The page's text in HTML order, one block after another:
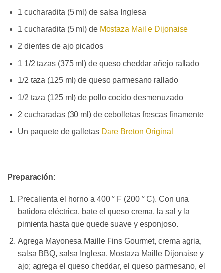
1 cucharadita (5 ml) de salsa Inglesa
1 cucharadita (5 ml) de Mostaza Maille Dijonaise
2 dientes de ajo picados
1 1/2 tazas (375 ml) de queso cheddar añejo rallado
1/2 taza (125 ml) de queso parmesano rallado
1/2 taza (125 ml) de pollo cocido desmenuzado
2 cucharadas (30 ml) de cebolletas frescas finamente
Un paquete de galletas Dare Breton Original
Preparación:
Precalienta el horno a 400 ° F (200 ° C). Con una
batidora eléctrica, bate el queso crema, la sal y la
pimienta hasta que quede suave y esponjoso.
Agrega Mayonesa Maille Fins Gourmet, crema agria,
salsa BBQ, salsa Inglesa, Mostaza Maille Dijonaise y
ajo; agrega el queso cheddar, el queso parmesano, el